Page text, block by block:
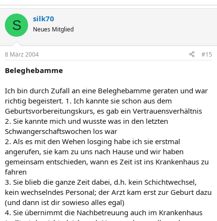
S silk70
Neues Mitglied
8 März 2004 #15
Beleghebamme
Ich bin durch Zufall an eine Beleghebamme geraten und war
richtig begeistert. 1. Ich kannte sie schon aus dem
Geburtsvorbereitungskurs, es gab ein Vertrauensverhältnis
2. Sie kannte mich und wusste was in den letzten
Schwangerschaftswochen los war
2. Als es mit den Wehen losging habe ich sie erstmal
angerufen, sie kam zu uns nach Hause und wir haben
gemeinsam entschieden, wann es Zeit ist ins Krankenhaus zu
fahren
3. Sie blieb die ganze Zeit dabei, d.h. kein Schichtwechsel,
kein wechselndes Personal; der Arzt kam erst zur Geburt dazu
(und dann ist dir sowieso alles egal)
4. Sie übernimmt die Nachbetreuung auch im Krankenhaus